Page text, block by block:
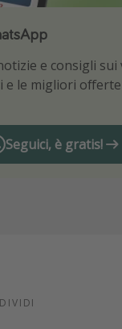
e consigli sui
e le migliori
Seguici, è gratis!
App
le migliori